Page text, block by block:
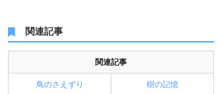
関連記事
関連記事
鳥のさえずり 樹の記憶